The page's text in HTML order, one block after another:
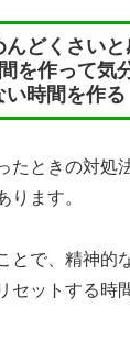
どくさい
を作って気
時間を作る
たときの対処
ります。
とで、精神的
セットする時